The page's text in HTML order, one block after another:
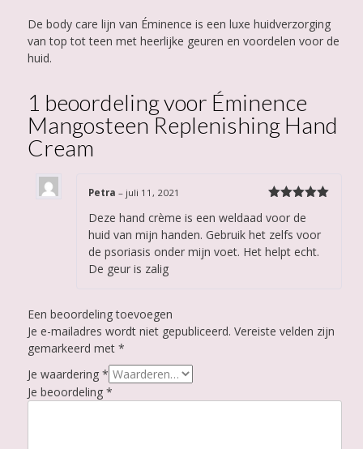
De body care lijn van Éminence is een luxe huidverzorging
van top tot teen met heerlijke geuren en voordelen voor de
huid.
1 beoordeling voor Éminence
Mangosteen Replenishing Hand
Cream
5uit 5
Petra – juli 11, 2021
Deze hand crème is een weldaad voor de
huid van mijn handen. Gebruik het zelfs voor
de psoriasis onder mijn voet. Het helpt echt.
De geur is zalig
Een beoordeling toevoegen
Je e-mailadres wordt niet gepubliceerd. Vereiste velden zijn
gemarkeerd met *
Je waardering *
Je beoordeling *